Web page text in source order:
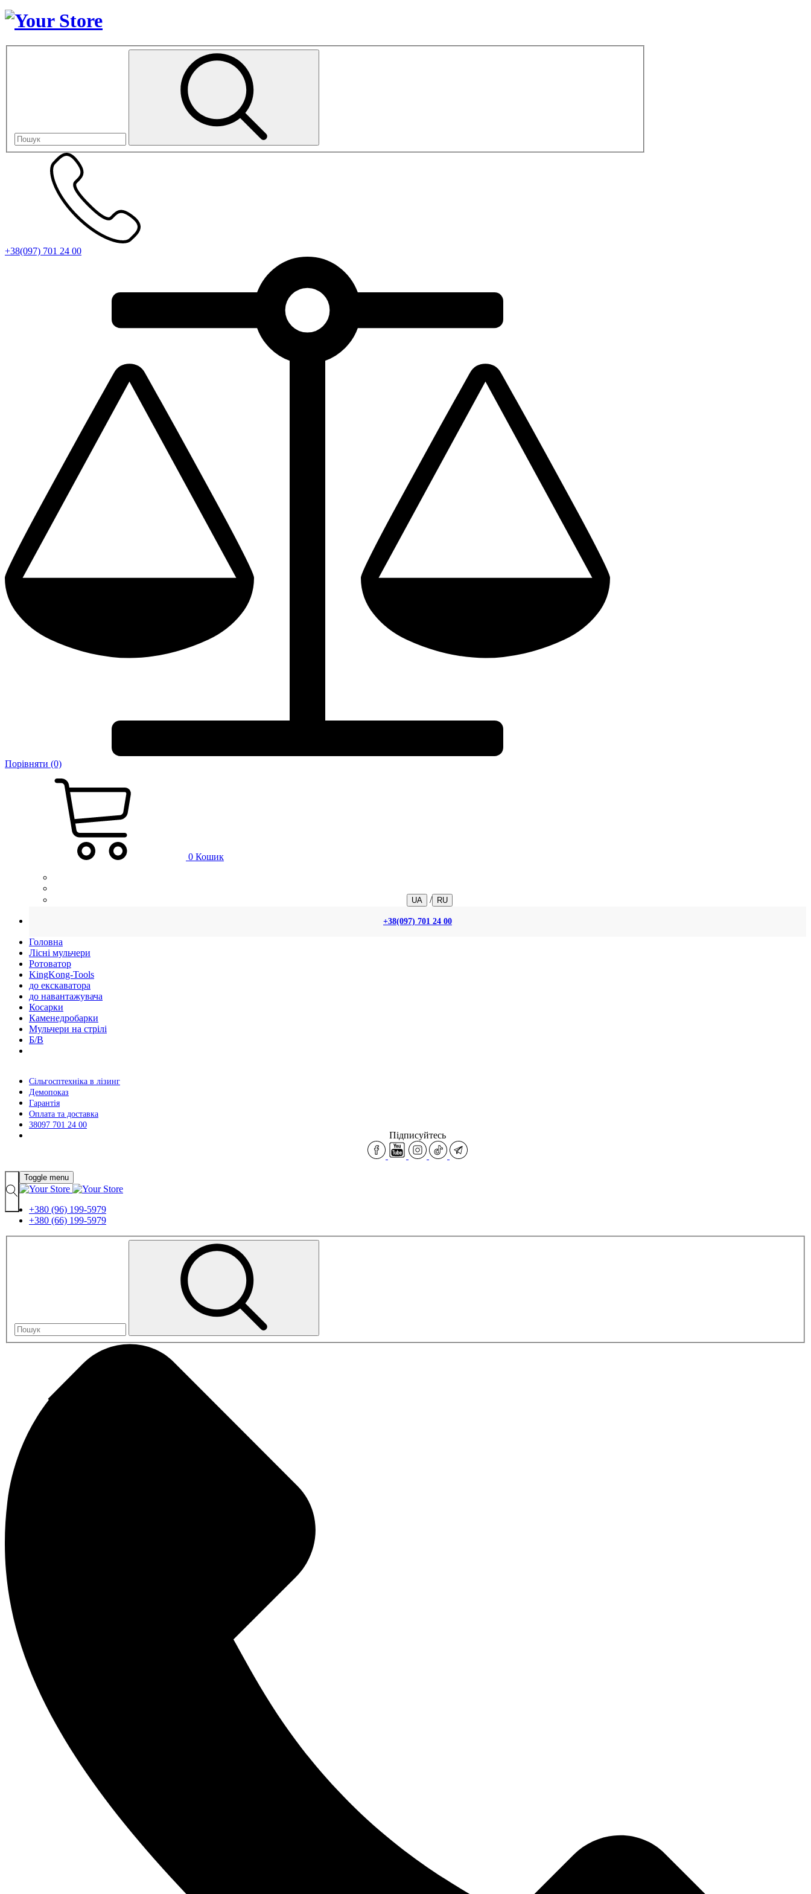
+38(097) 701 24 00
Порівняти (0)
0 Кошик
UA / RU
+38(097) 701 24 00
Головна
Лісні мульчери
Ротоватор
KingKong-Tools
до екскаватора
до навантажувача
Косарки
Каменедробарки
Мульчери на стрілі
Б/В
Сільгосптехніка в лізинг
Демопоказ
Гарантія
Оплата та доставка
38097 701 24 00
Підписуйтесь
Toggle menu
+380 (96) 199-5979
+380 (66) 199-5979